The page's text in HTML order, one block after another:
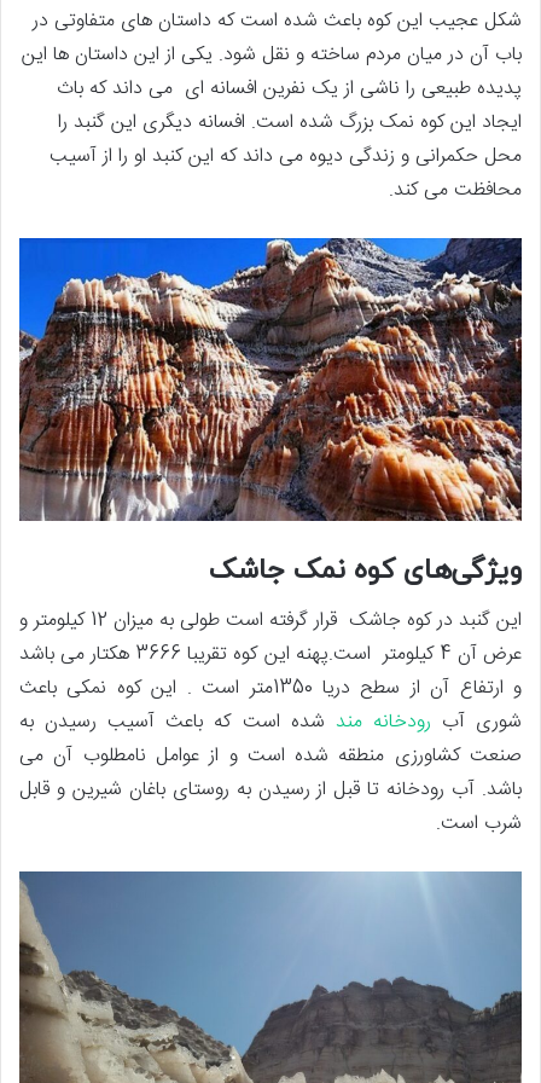
شکل عجیب این کوه باعث شده است که داستان های متفاوتی در
باب آن در میان مردم ساخته و نقل شود. یکی از این داستان ها این
پدیده طبیعی را ناشی از یک نفرین افسانه ای می داند که باث
ایجاد این کوه نمک بزرگ شده است. افسانه دیگری این گنبد را
محل حکمرانی و زندگی دیوه می داند که این کنبد او را از آسیب
محافظت می کند.
ویژگی‌های کوه نمک جاشک
این گنبد در کوه جاشک قرار گرفته است طولی به میزان 12 کیلومتر و
عرض آن 4 کیلومتر است.پهنه این کوه تقریبا 3666 هکتار می باشد
و ارتفاع آن از سطح دریا 1350متر است . این کوه نمکی باعث
شوری آب رودخانه مند شده است که باعث آسیب رسیدن به
صنعت کشاورزی منطقه شده است و از عوامل نامطلوب آن می
باشد. آب رودخانه تا قبل از رسیدن به روستای باغان شیرین و قابل
شرب است.